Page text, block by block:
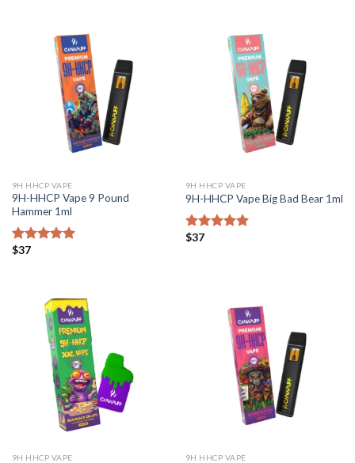
9H HHCP VAPE
9H-HHCP Vape 9 Pound
Hammer 1ml
Bewertet mit
$37
9H HHCP VAPE
9H-HHCP Vape Big Bad Bear 1ml
Bewertet mit
$37
9H HHCP VAPE 9H HHCP VAPE